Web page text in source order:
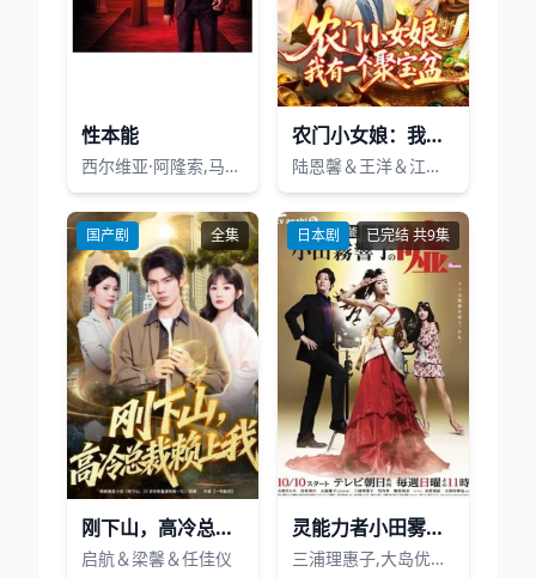
性本能
西尔维亚·阿隆索,马里奥·卡萨斯,胡安·迭戈·博托,布鲁娜·库希,洛拉·杜埃尼亚斯 Lola Dueñas,英格丽·加西亚·荣松,埃尔薇拉·明戈斯,乔恩·艾瑞亚斯,奥斯卡·卡萨斯,Miryam Gallego,Aleix Melé
农门小女娘：我有一个聚宝盆
陆恩馨＆王洋＆江路祺
国产剧 全集
刚下山，高冷总裁赖上我
启航＆梁馨＆任佳仪
日本剧 已完结 共9集
灵能力者小田雾响子的谎言
三浦理惠子,大岛优子,谷原章介,石原里美